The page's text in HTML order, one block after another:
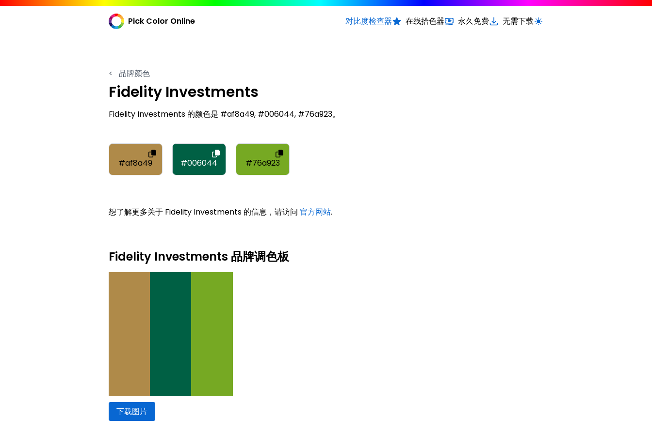
Pick Color Online 对比度检查器 在线拾色器 永久免费 无需下载切换浅色 / 深色模式
< 品牌颜色
Fidelity Investments
Fidelity Investments 的颜色是 #af8a49, #006044, #76a923。
#af8a49 #006044 #76a923
想了解更多关于 Fidelity Investments 的信息，请访问 官方网站.
Fidelity Investments 品牌调色板
下载图片